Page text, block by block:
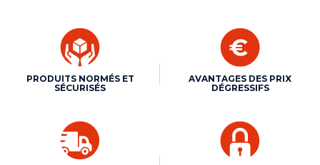
PRODUITS NORMÉS ET
SÉCURISÉS
AVANTAGES DES PRIX
DÉGRESSIFS